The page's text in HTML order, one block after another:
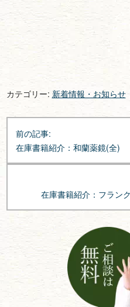
カテゴリー: 新着情報・お知らせ
投
稿
ナ
ビ
ン
前の記事:
在庫書籍紹介：和蘭薬鏡(全)
在庫書籍紹介：フラン